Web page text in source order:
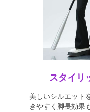
スタイリ
美しいシルエット
きやすく脚長効果